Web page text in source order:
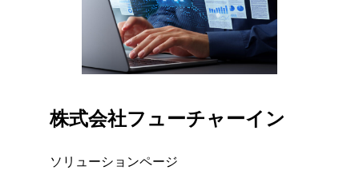
株式会社フューチャーイン
ソリューションページ